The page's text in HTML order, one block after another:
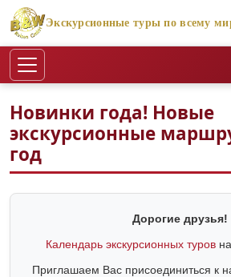
Экскурсионные туры по всему
Новинки года! Новые
экскурсионные
год
Дорогие друзья!
Календарь экскурсионных туровна
Приглашаем Вас присоединиться к